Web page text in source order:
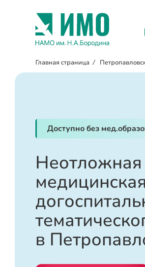
Главная страница /
Доступно без
Неотложная
в